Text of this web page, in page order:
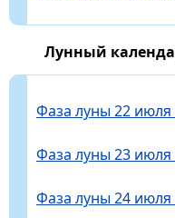
Лунный
Фаза луны 22 июля
Фаза луны 23 июля
Фаза луны 24 июля